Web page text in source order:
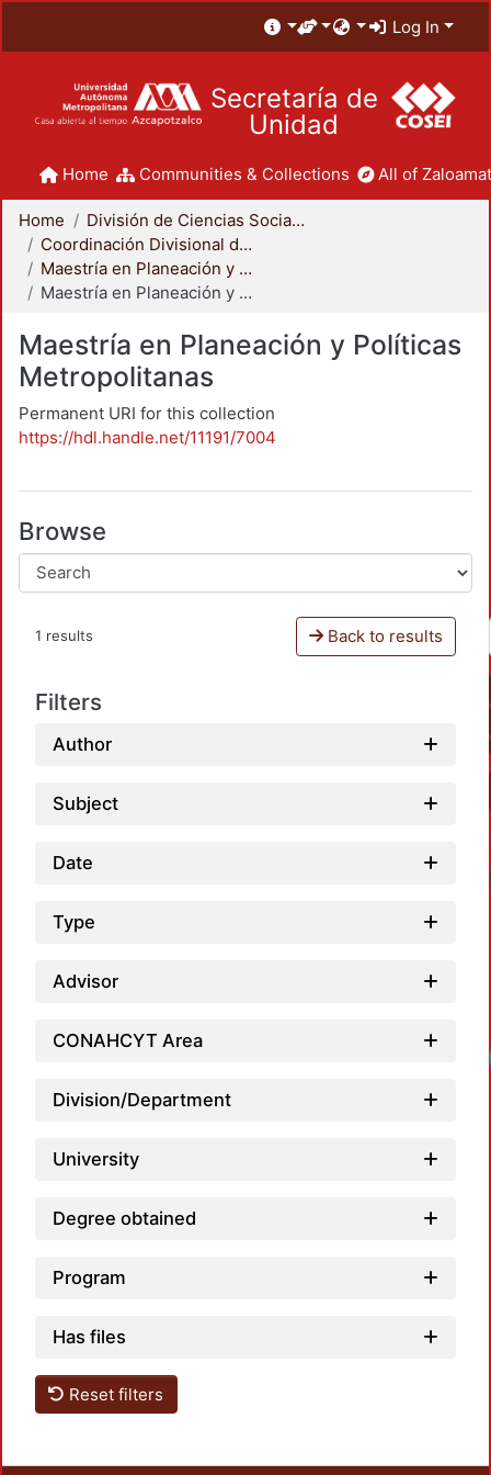
Log In
Secretaría de
Unidad
Home Communities & Collections All of
Home
División de Ciencias Sociales y Humanidades
Coordinación Divisional de Posgrado
Maestría en Planeación y Políticas Metropolitanas
Maestría en Planeación y Políticas Metropolitanas
Maestría en Planeación y Políticas
Metropolitanas
Permanent URI for this collection
https://hdl.handle.net/11191/7004
Browse
1 results Back to results
Filters
Author
Subject
Date
Type
Advisor
CONAHCYT Area
Division/Department
University
Degree obtained
Program
Has files
Reset filters